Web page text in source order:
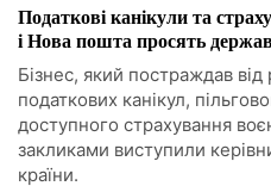
Податкові канікули та
і Нова пошта просять
Бізнес, який постраждав від
податкових канікул,
доступного страхування
закликами виступили
країни.